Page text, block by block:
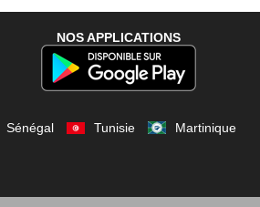
NOS APPLICATIONS
Sénégal Tunisie Martinique